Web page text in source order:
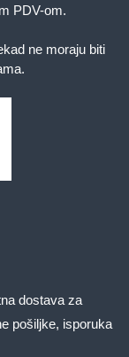
PDV-om.
ne moraju biti
dostava za
pošiljke, isporuka